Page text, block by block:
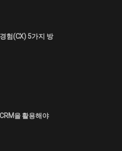
험(CX) 5가지 방
을 활용해야